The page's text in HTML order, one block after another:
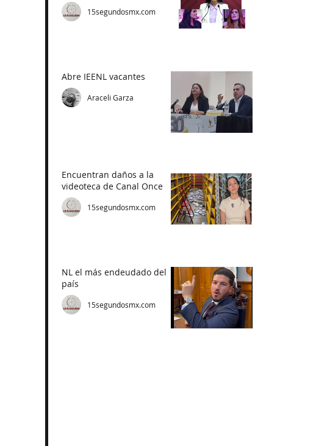
15segundosmx.com
Abre IEENL vacantes
Araceli Garza
Encuentran daños a la
videoteca de Canal Once
15segundosmx.com
NL el más endeudado del
país
15segundosmx.com